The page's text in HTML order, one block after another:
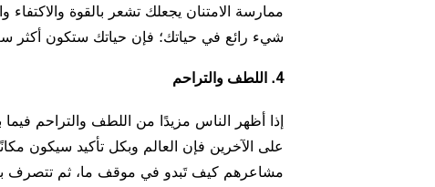
ممارسة الامتنان يجعلك تشعر بالقوة
شيء رائع في حياتك؛ فإن حياتك ستكون أكثر
4. اللطف والتراحم
إذا أظهر الناس مزيدًا من اللطف والتراحم
على الآخرين فإن العالم وبكل تأكيد سيكون
مشاعرهم كيف تَبدو في موقف ما، ثم تتصرف